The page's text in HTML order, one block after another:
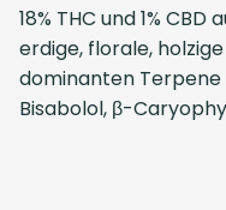
18% THC und 1%
erdige, florale,
dominanten Terpene
Bisabolol, β-